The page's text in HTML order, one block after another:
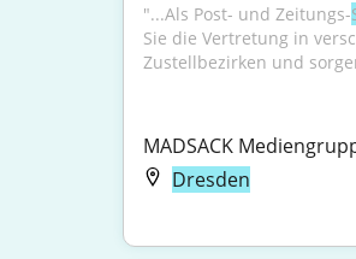
"...Als Post- und Zeitungs-
Sie die Vertretung in
Zustellbezirken und
MADSACK
Dresden